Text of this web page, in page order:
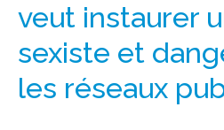
veut instaurer
sexiste et
les réseaux